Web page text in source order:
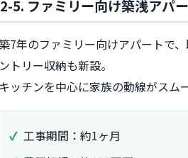
2-5. ファミリー向け築浅アパ
7年のファミリー向けアパートで
ントリー収納も新設。
キッチンを中心に家族の動線がスム
工事期間：約1ヶ月